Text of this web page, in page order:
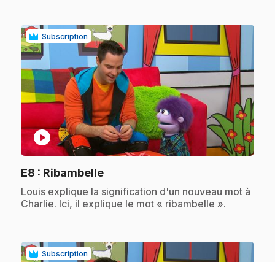
Subscription
play_circle
E8 : Ribambelle.
.Louis explique la signification d'un nouveau mot à
Charlie. Ici, il explique le mot « ribambelle ».
Subscription